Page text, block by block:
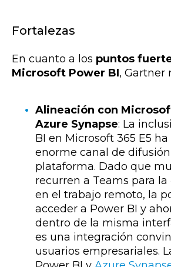
Fortalezas
En cuanto a los puntos
Microsoft Power BI, Gartner
Alineación con
Azure Synapse: La
BI en Microsoft 365 E5
enorme canal de
plataforma. Dado que
recurren a Teams para la
en el trabajo remoto, la
acceder a Power BI y
dentro de la misma
es una integración
usuarios empresariales.